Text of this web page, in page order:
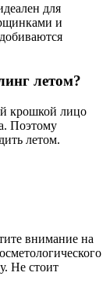
для
и
летом?
крошкой лицо
Поэтому
летом.
внимание на
Не стоит